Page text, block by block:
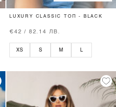
LUXURY CLASSIC ТОП - BLACK
€42 / 82.14 ЛВ.
XS S M L